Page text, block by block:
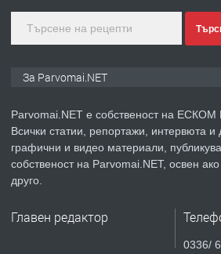
ПРЕДЛАГА
Продавам
За Parvomai.NET
Parvomai.NET е собственост на
Всички статии, репортажи, интервюта и
графични и видео материали,
собственост на Parvomai.NET, освен
друго.
Главен редактор
0336/